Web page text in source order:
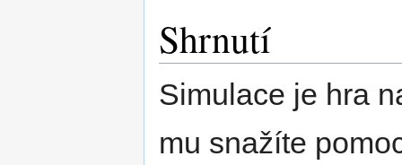
Shrnutí
Simulace je hra
mu snažíte